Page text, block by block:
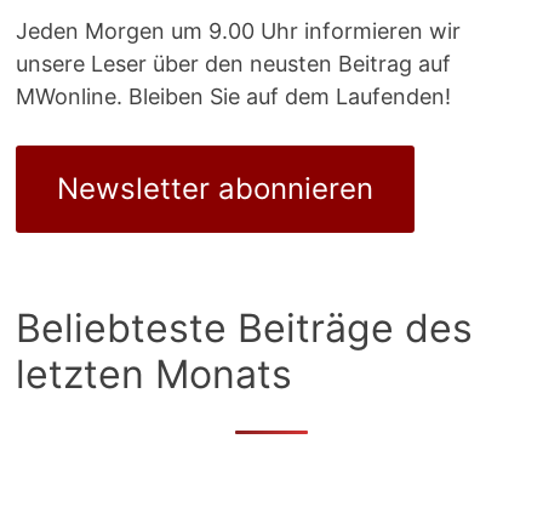
Jeden Morgen um 9.00 Uhr informieren wir
unsere Leser über den neusten Beitrag auf
MWonline. Bleiben Sie auf dem Laufenden!
Newsletter abonnieren
Beliebteste Beiträge des
letzten Monats